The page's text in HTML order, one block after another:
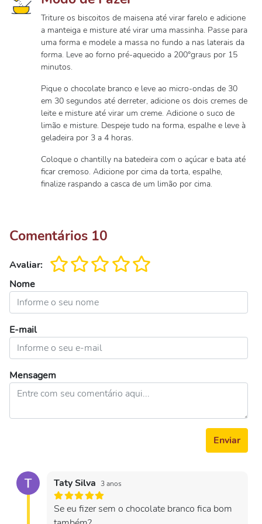
Triture os biscoitos de maisena até virar farelo e adicione
a manteiga e misture até virar uma massinha. Passe para
uma forma e modele a massa no fundo a nas laterais da
forma. Leve ao forno pré-aquecido a 200°graus por 15
minutos.
Pique o chocolate branco e leve ao micro-ondas de 30
em 30 segundos até derreter, adicione os dois cremes de
leite e misture até virar um creme. Adicione o suco de
limão e misture. Despeje tudo na forma, espalhe e leve à
geladeira por 3 a 4 horas.
Coloque o chantilly na batedeira com o açúcar e bata até
ficar cremoso. Adicione por cima da torta, espalhe,
finalize raspando a casca de um limão por cima.
Comentários 10
Avaliar:
Nome
E-mail
Mensagem
Enviar
Taty Silva 3 anos
Se eu fizer sem o chocolate branco fica bom